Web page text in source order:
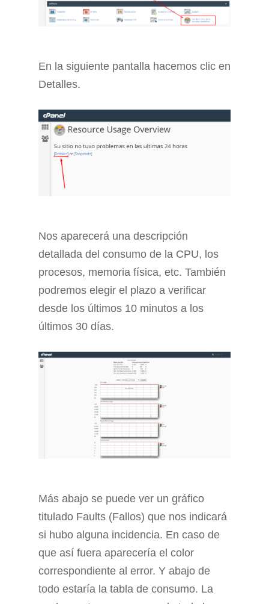
En la siguiente pantalla hacemos clic en
Detalles.
Nos aparecerá una descripción
detallada del consumo de la CPU, los
procesos, memoria física, etc. También
podremos elegir el plazo a verificar
desde los últimos 10 minutos a los
últimos 30 días.
Más abajo se puede ver un gráfico
titulado Faults (Fallos) que nos indicará
si hubo alguna incidencia. En caso de
que así fuera aparecería el color
correspondiente al error. Y abajo de
todo estaría la tabla de consumo. La